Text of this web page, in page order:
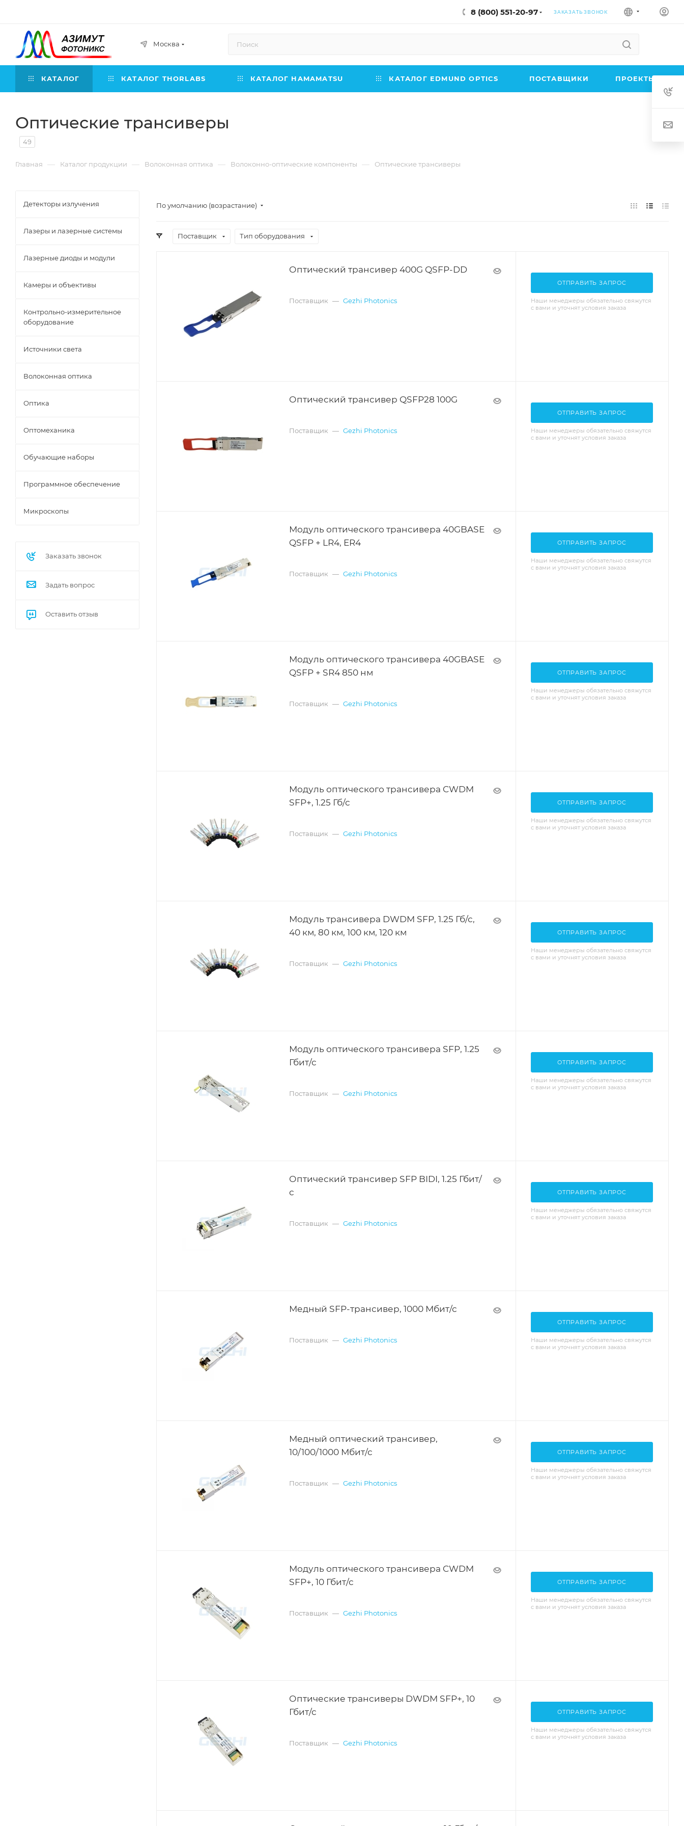
8 (800) 551-20-97 ЗАКАЗАТЬ ЗВОНОК
Москва
КАТАЛОГ КАТАЛОГ THORLABS КАТАЛОГ HAMAMATSU КАТАЛОГ EDMUND OPTICS ПОСТАВЩИКИ ПРОЕКТЫ
Оптические трансиверы
49
Главная — Каталог продукции — Волоконная оптика — Волоконно-оптические компоненты — Оптические трансиверы
По умолчанию (возрастание)
Поставщик Тип оборудования
Оптический трансивер 400G QSFP-DD
Поставщик — Gezhi Photonics
ОТПРАВИТЬ ЗАПРОС
Наши менеджеры обязательно свяжутся
с вами и уточнят условия заказа
Оптический трансивер QSFP28 100G
Поставщик — Gezhi Photonics
ОТПРАВИТЬ ЗАПРОС
Наши менеджеры обязательно свяжутся
с вами и уточнят условия заказа
Модуль оптического трансивера 40GBASE
QSFP + LR4, ER4
Поставщик — Gezhi Photonics
ОТПРАВИТЬ ЗАПРОС
Наши менеджеры обязательно свяжутся
с вами и уточнят условия заказа
Модуль оптического трансивера 40GBASE
QSFP + SR4 850 нм
Поставщик — Gezhi Photonics
ОТПРАВИТЬ ЗАПРОС
Наши менеджеры обязательно свяжутся
с вами и уточнят условия заказа
Модуль оптического трансивера CWDM
SFP+, 1.25 Гб/с
Поставщик — Gezhi Photonics
ОТПРАВИТЬ ЗАПРОС
Наши менеджеры обязательно свяжутся
с вами и уточнят условия заказа
Модуль трансивера DWDM SFP, 1.25 Гб/с,
40 км, 80 км, 100 км, 120 км
Поставщик — Gezhi Photonics
ОТПРАВИТЬ ЗАПРОС
Наши менеджеры обязательно свяжутся
с вами и уточнят условия заказа
Модуль оптического трансивера SFP, 1.25
Гбит/с
Поставщик — Gezhi Photonics
ОТПРАВИТЬ ЗАПРОС
Наши менеджеры обязательно свяжутся
с вами и уточнят условия заказа
Оптический трансивер SFP BIDI, 1.25 Гбит/
с
Поставщик — Gezhi Photonics
ОТПРАВИТЬ ЗАПРОС
Наши менеджеры обязательно свяжутся
с вами и уточнят условия заказа
Медный SFP-трансивер, 1000 Мбит/с
Поставщик — Gezhi Photonics
ОТПРАВИТЬ ЗАПРОС
Наши менеджеры обязательно свяжутся
с вами и уточнят условия заказа
Медный оптический трансивер,
10/100/1000 Мбит/с
Поставщик — Gezhi Photonics
ОТПРАВИТЬ ЗАПРОС
Наши менеджеры обязательно свяжутся
с вами и уточнят условия заказа
Модуль оптического трансивера CWDM
SFP+, 10 Гбит/с
Поставщик — Gezhi Photonics
ОТПРАВИТЬ ЗАПРОС
Наши менеджеры обязательно свяжутся
с вами и уточнят условия заказа
Оптические трансиверы DWDM SFP+, 10
Гбит/с
Поставщик — Gezhi Photonics
ОТПРАВИТЬ ЗАПРОС
Наши менеджеры обязательно свяжутся
с вами и уточнят условия заказа
Детекторы излучения
Лазеры и лазерные системы
Лазерные диоды и модули
Камеры и объективы
Контрольно-измерительное
оборудование
Источники света
Волоконная оптика
Оптика
Оптомеханика
Обучающие наборы
Программное обеспечение
Микроскопы
Заказать звонок
Задать вопрос
Оставить отзыв